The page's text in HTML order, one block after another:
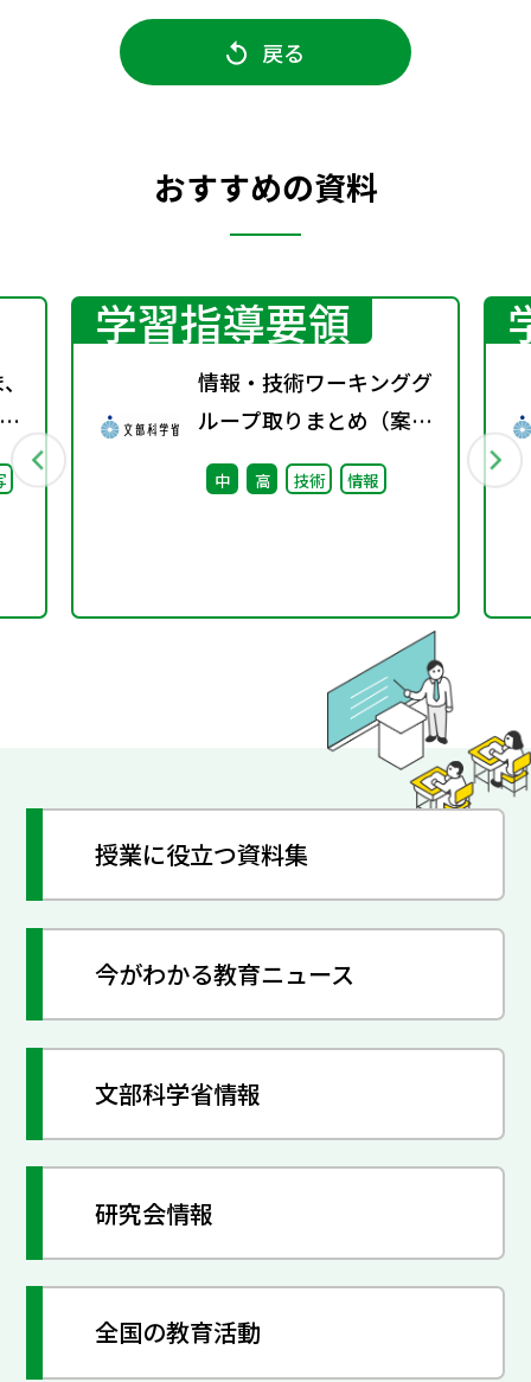
戻る
おすすめの資料
学習指導要領
情報・技術ワーキンググ
ループ取りまとめ（案）
※会議後修正
中 高 技術 情報
授業に役立つ資料集
今がわかる教育ニュース
文部科学省情報
研究会情報
全国の教育活動